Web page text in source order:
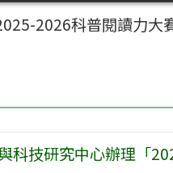
2026科普閱讀力大
科技研究中心辦理「